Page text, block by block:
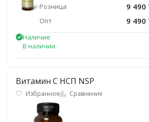
Розница
9 490
Опт 9 490
Наличие
В наличии
Витамин С НСП NSP
Избранное Сравнение